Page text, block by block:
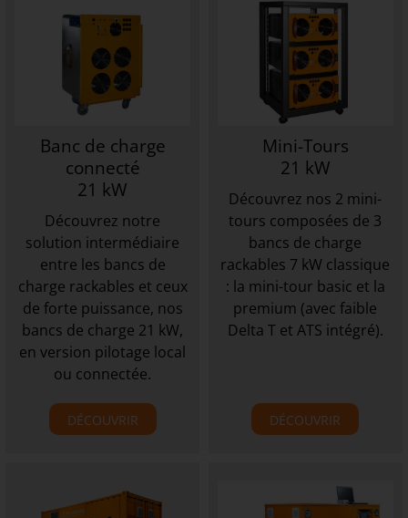
Banc de charge
connecté
21 kW
Découvrez notre
solution intermédiaire
entre les bancs de
charge rackables et ceux
de forte puissance, nos
bancs de charge 21 kW,
en version pilotage local
ou connectée.
DÉCOUVRIR
Mini-Tours
21 kW
Découvrez nos 2 mini-
tours composées de 3
bancs de charge
rackables 7 kW classique
: la mini-tour basic et la
premium (avec faible
Delta T et ATS intégré).
DÉCOUVRIR